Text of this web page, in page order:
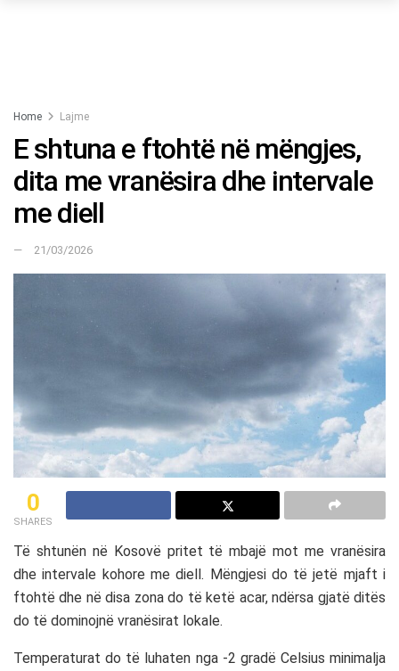
Home Lajme
E shtuna e ftohtë në mëngjes,
dita me vranësira dhe intervale
me diell
21/03/2026
0
SHARES
Të shtunën në Kosovë pritet të mbajë mot me vranësira
dhe intervale kohore me diell. Mëngjesi do të jetë mjaft i
ftohtë dhe në disa zona do të ketë acar, ndërsa gjatë ditës
do të dominojnë vranësirat lokale.
Temperaturat do të luhaten nga -2 gradë Celsius minimalja